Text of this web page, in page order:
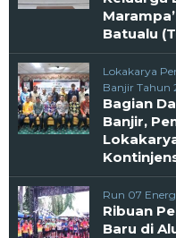
Batualu
Lokakarya
Banjir Tahun
Bagian
Banjir,
Run 07
Ribuan
Baru di